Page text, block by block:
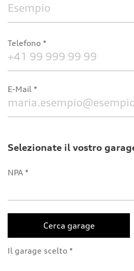
Telefono
E-Mail
Selezionate il vostro
NPA
Cerca garage
Il garage scelto